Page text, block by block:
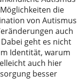
die
von Autismus
auch
geht es nicht
Identität, warum
auch hier
besser